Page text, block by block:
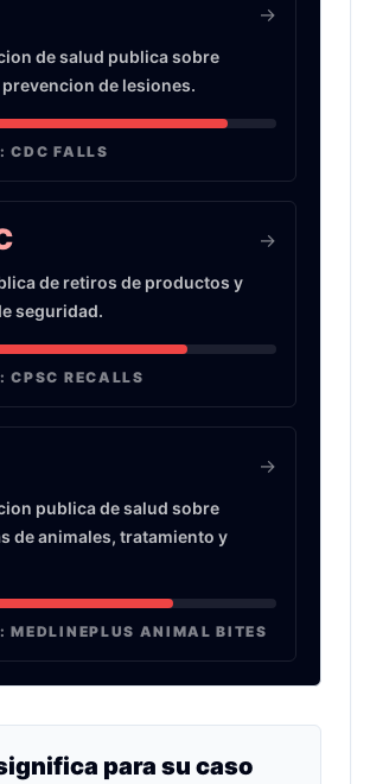
de salud publica sobre
de lesiones.
->
CDC FALLS
de retiros de productos y
seguridad.
->
CPSC RECALLS
publica de salud sobre
de animales, tratamiento y
->
MEDLINEPLUS ANIMAL BITES
para su caso